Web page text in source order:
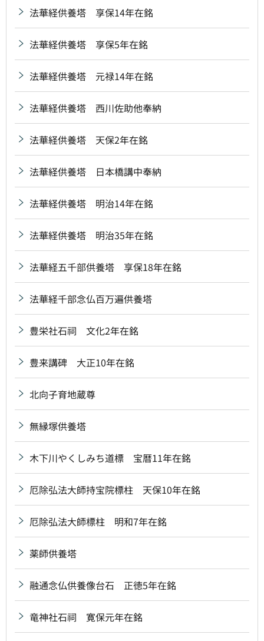
法華経供養塔 享保14年在銘
法華経供養塔 享保5年在銘
法華経供養塔 元禄14年在銘
法華経供養塔 西川佐助他奉納
法華経供養塔 天保2年在銘
法華経供養塔 日本橋講中奉納
法華経供養塔 明治14年在銘
法華経供養塔 明治35年在銘
法華経五千部供養塔 享保18年在銘
法華経千部念仏百万遍供養塔
豊栄社石祠 文化2年在銘
豊来講碑 大正10年在銘
北向子育地蔵尊
無縁塚供養塔
木下川やくしみち道標 宝暦11年在銘
厄除弘法大師持宝院標柱 天保10年在銘
厄除弘法大師標柱 明和7年在銘
薬師供養塔
融通念仏供養像台石 正徳5年在銘
竜神社石祠 寛保元年在銘